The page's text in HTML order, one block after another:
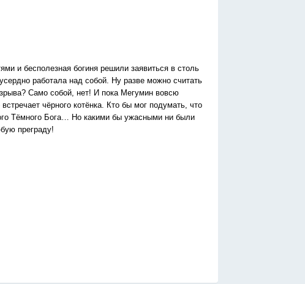
и бесполезная богиня решили заявиться в столь
работала над собой. Ну разве можно считать
Само собой, нет! И пока Мегумин вовсю
чёрного котёнка. Кто бы мог подумать, что
Тёмного Бога… Но какими бы ужасными ни были
преграду!